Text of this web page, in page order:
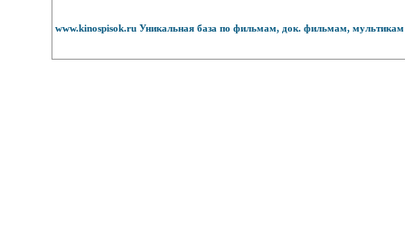
www.kinospisok.ru Уникальная база по фильмам, док. фильмам,